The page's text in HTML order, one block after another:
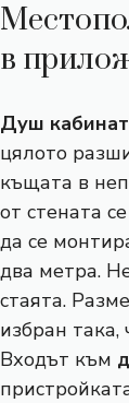
в
Душ
цялото
къщата в
от стената
да се
два метра.
стаята.
избран така,
Входът към